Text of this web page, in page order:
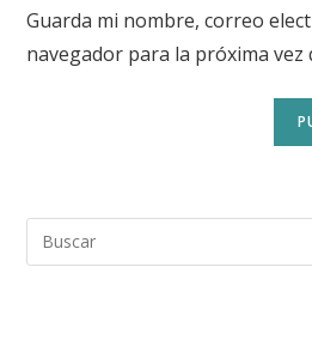
Guarda mi nombre, correo
navegador para la próxima vez